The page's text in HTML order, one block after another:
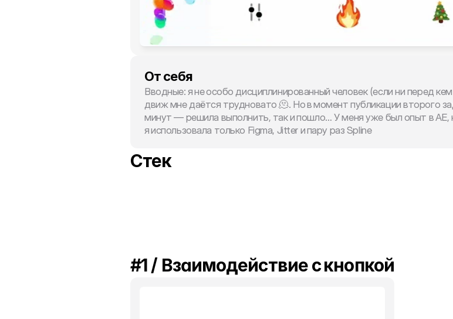
От себя
Вводные: я не особо дисциплинированный человек (если ни перед
движ мне даётся трудновато 🫠. Но в момент публикации второго
минут — решила выполнить, так и пошло… У меня уже был опыт в AE,
я использовала только Figma, Jitter и пару раз Spline
Стек
#1 / Взаимодействие с кнопкой